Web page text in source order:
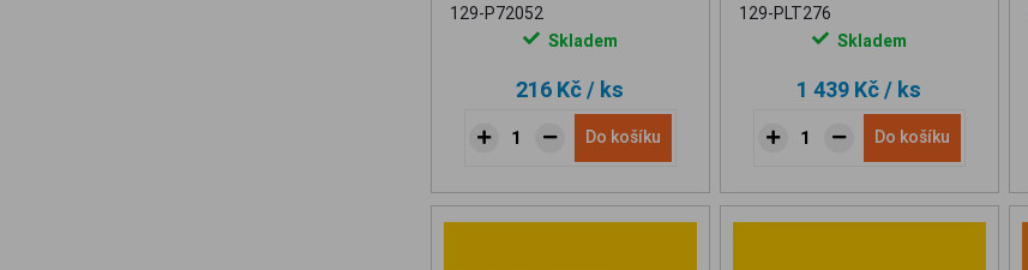
129-P72052
Skladem
216 Kč/ ks
Do košíku
129-PLT276
Skladem
1 439 Kč/ ks
Do košíku